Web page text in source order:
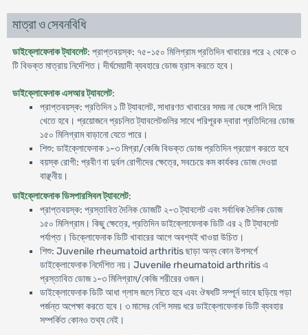
মাত্রা ও সেবনবিধি
ডাইক্লোফেনাক ট্যাবলেট: প্রাপ্তবয়স্ক: ৭৫-১৫০ মিলিগ্রাম প্রতিদিন খাবারের পরে ২ থেকে ৩
টি বিভক্ত মাত্রায় নির্দেশিত। দীর্ঘমেয়াদী ব্যবহারে ডোজ হ্রাস করতে হবে।
ডাইক্লোফেনাক এসআর ট্যাবলেট:
প্রাপ্তবয়স্ক: প্রতিদিন ১ টি ট্যাবলেট, সাধারণত খাবারের সময় না ভেঙ্গে পানি দিয়ে
খেতে হবে। প্রয়োজনে প্রচলিত ট্যাবলেটগুলির সাথে পরিপূরক দ্বারা প্রতিদিনের ডোজ
১৫০ মিলিগ্রাম বাড়ানো যেতে পারে।
শিশু: ডাইক্লোফেনাক ১-৩ মিগ্রা/কেজি বিভক্ত ডোজ প্রতিদিন প্রয়োগ করতে হবে
বয়স্ক রোগী: প্রবীণ বা দুর্বল রোগীদের ক্ষেত্রে, সবচেয়ে কম কার্যকর ডোজ দেওয়া
বাঞ্ছনীয়।
ডাইক্লোফেনাক ডিসপারসিবল ট্যাবলেট:
প্রাপ্তবয়স্ক: প্রস্তাবিত দৈনিক ডোজটি ২-৩ ট্যাবলেট এবং সর্বাধিক দৈনিক ডোজ
১৫০ মিলিগ্রাম। কিছু ক্ষেত্রে, প্রতিদিন ডাইক্লোফেনাক ডিটি এর ২ টি ট্যাবলেট
পর্যাপ্ত। ডিক্লোফেনাক ডিটি খাবারের আগে অবশ্যই খাওয়া উচিত।
শিশু: Juvenile rheumatoid arthritis ছাড়া অন্য কোন উপসর্গে
ডাইক্লোফেনাক নির্দেশিত নয়। Juvenile rheumatoid arthritis এ
প্রস্তাবিত ডোজ ১-৩ মিলিগ্রাম/কেজি শরীরের ওজন।
ডাইক্লোফেনাক ডিটি আধা গ্লাস জলে নিতে হবে এবং ঔষধটি সম্পূর্ন ভাবে ছড়িয়ে পড়া
পর্জন্ত অপেক্ষা করতে হবে। ৩ মাসের বেশি সময় ধরে ডাইক্লোফেনাক ডিটি ব্যবহার
সম্পর্কিত কোনও তথ্য নেই।